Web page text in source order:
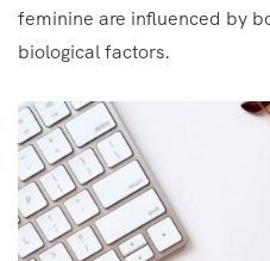
feminine are influenced by
biological factors.